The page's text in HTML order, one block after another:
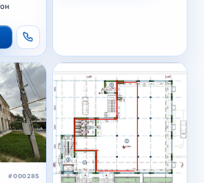
#000285